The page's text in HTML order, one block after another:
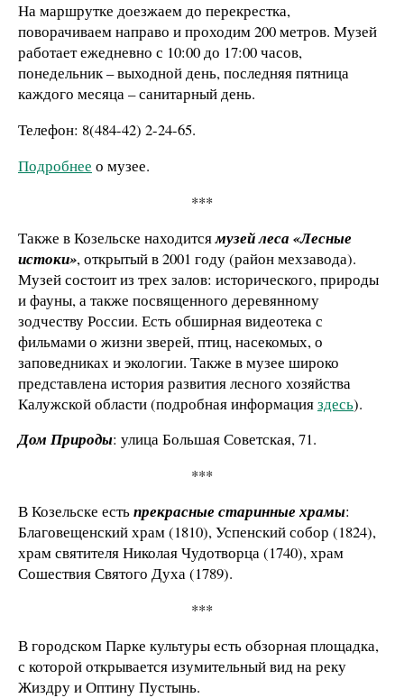
На маршрутке доезжаем до перекрестка,
поворачиваем направо и проходим 200 метров. Музей
работает ежедневно с 10:00 до 17:00 часов,
понедельник – выходной день, последняя пятница
каждого месяца – санитарный день.
Телефон: 8(484-42) 2-24-65.
Подробнее о музее.
***
Также в Козельске находитсямузей леса «Лесные
истоки», открытый в 2001 году (район мехзавода).
Музей состоит из трех залов: исторического, природы
и фауны, а также посвященного деревянному
зодчеству России. Есть обширная видеотека с
фильмами о жизни зверей, птиц, насекомых, о
заповедниках и экологии. Также в музее широко
представлена история развития лесного хозяйства
Калужской области (подробная информацияздесь).
Дом Природы: улица Большая Советская, 71.
***
В Козельске естьпрекрасные старинные храмы:
Благовещенский храм (1810), Успенский собор (1824),
храм святителя Николая Чудотворца (1740), храм
Сошествия Святого Духа (1789).
***
В городском Парке культуры есть обзорная площадка,
с которой открывается изумительный вид на реку
Жиздру и Оптину Пустынь.